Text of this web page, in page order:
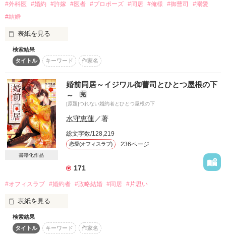
あらすじ
ジャンル
感想
ステータス 全て 完結 更新中
作品の長さ 長編 中編 短編
コンテスト
超短編！フェチから始まる溺愛コンテスト
スターツ出版小説投稿サイト合同企画「1話からの長編大
賞」ベリーズカフェ会場
#外科医 #婚約 #許嫁 #医者 #プロポーズ #同居 #俺様 #御曹司
#溺愛
#結婚
表紙を見る
許嫁の約束なんて
とっくになくなったと思ってた。
それなのに。
「ただいま、彩葉。結婚しよう」
忘れた頃に彼はやってきて
私の唇を我が物顔で奪っていった。
＝＝＝＝＝＝＝＝＝＝＝＝
須皇　透佳（すおう　とうか）
ブラック企業勤務　26歳
早風　彩葉（はやかぜ　いろは）
＝＝＝＝＝＝＝＝＝＝＝＝
検索結果
タイトル
キーワード 作家名
書籍化作品
婚前同居～イジワル御曹司とひとつ屋根の下
～
完
[原題]つれない婚約者とひとつ屋根の下
水守恵蓮／著
総文字数/128,219
恋愛(オフィスラブ) 236ページ
171
#オフィスラブ #婚約者 #政略結婚 #同居 #片思い
表紙を見る
いわゆる政略結婚ではあるけれど
私は彼に出会って一目で恋に落ちました
検索結果
タイトル
キーワード 作家名